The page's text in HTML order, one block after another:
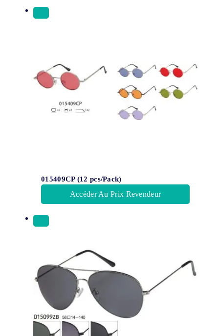
015409CP (12 pcs/Pack)
Accéder Au Prix Revendeur